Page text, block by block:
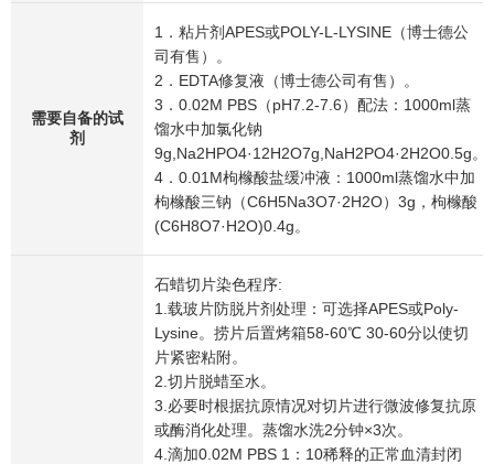
需要自备的试
剂
1．粘片剂APES或POLY-L-LYSINE（博士德公
司有售）。
2．EDTA修复液（博士德公司有售）。
3．0.02M PBS（pH7.2-7.6）配法：1000ml蒸
馏水中加氯化钠
9g,Na2HPO4·12H2O7g,NaH2PO4·2H2O0.5g。
4．0.01M枸橼酸盐缓冲液：1000ml蒸馏水中加
枸橼酸三钠（C6H5Na3O7·2H2O）3g，枸橼酸
(C6H8O7·H2O)0.4g。
石蜡切片染色程序:
1.载玻片防脱片剂处理：可选择APES或Poly-
Lysine。捞片后置烤箱58-60℃ 30-60分以使切
片紧密粘附。
2.切片脱蜡至水。
3.必要时根据抗原情况对切片进行微波修复抗原
或酶消化处理。蒸馏水洗2分钟×3次。
4.滴加0.02M PBS 1：10稀释的正常血清封闭